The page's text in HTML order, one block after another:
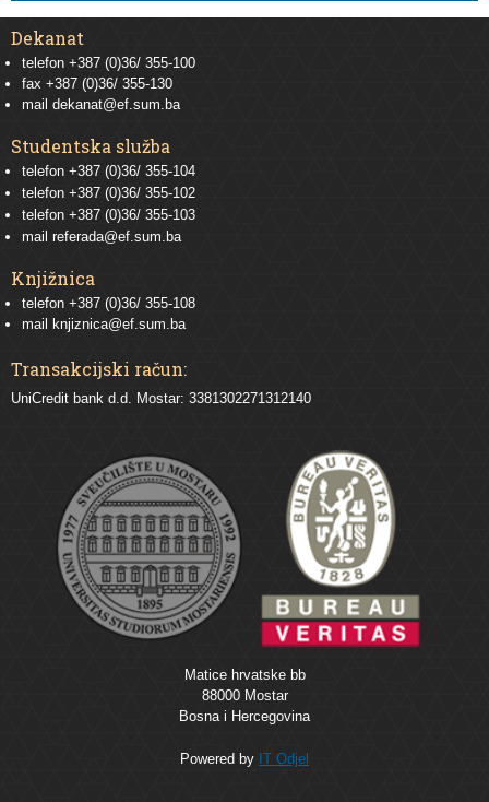
Dekanat
telefon +387 (0)36/ 355-100
fax +387 (0)36/ 355-130
mail dekanat@ef.sum.ba
Studentska služba
telefon +387 (0)36/ 355-104
telefon +387 (0)36/ 355-102
telefon +387 (0)36/ 355-103
mail referada@ef.sum.ba
Knjižnica
telefon +387 (0)36/ 355-108
mail
knjiznica@ef.sum.ba
Transakcijski račun:
UniCredit bank d.d. Mostar: 3381302271312140
Matice hrvatske bb
88000 Mostar
Bosna i Hercegovina
Powered by IT Odjel